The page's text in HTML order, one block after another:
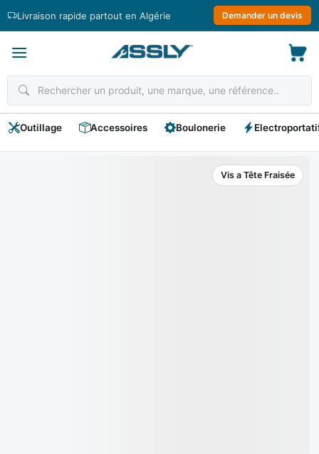
Livraison rapide partout en Algérie Demander un devis
Outillage Accessoires Boulonerie
Vis a Tête Fraisée